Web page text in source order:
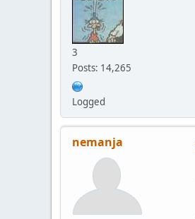
3
Posts: 14,265
Logged
nemanja